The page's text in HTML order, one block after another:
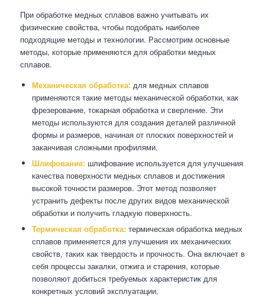
При обработке медных сплавов важно учитывать их
физические свойства, чтобы подобрать наиболее
подходящие методы и технологии. Рассмотрим основные
методы, которые применяются для обработки медных
сплавов.
Механическая обработка:для медных сплавов
применяются такие методы механической обработки, как
фрезерование, токарная обработка и сверление. Эти
методы используются для создания деталей различной
формы и размеров, начиная от плоских поверхностей и
заканчивая сложными профилями.
Шлифование:шлифование используется для улучшения
качества поверхности медных сплавов и достижения
высокой точности размеров. Этот метод позволяет
устранить дефекты после других видов механической
обработки и получить гладкую поверхность.
Термическая обработка:термическая обработка медных
сплавов применяется для улучшения их механических
свойств, таких как твердость и прочность. Она включает в
себя процессы закалки, отжига и старения, которые
позволяют добиться требуемых характеристик для
конкретных условий эксплуатации.